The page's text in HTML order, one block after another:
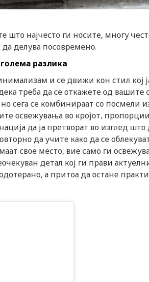
што најчесто ги носите, многу
делува посовремено.
разлика
и се движи кон стил кој
треба да се откажете од
сега се комбинираат со посмели
освежувања во кројот,
да ја претворат во изглед
да учите како да се
свое место, вие само ги
детал кој ги прави
а притоа да остане